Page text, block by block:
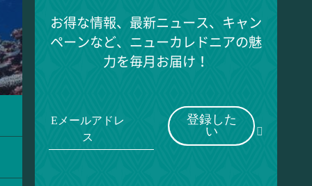
お得な情報、最新ニュース、キャン
ペーンなど、ニューカレドニアの魅
力を毎月お届け！
Eメールアドレ
ス
登録した
い